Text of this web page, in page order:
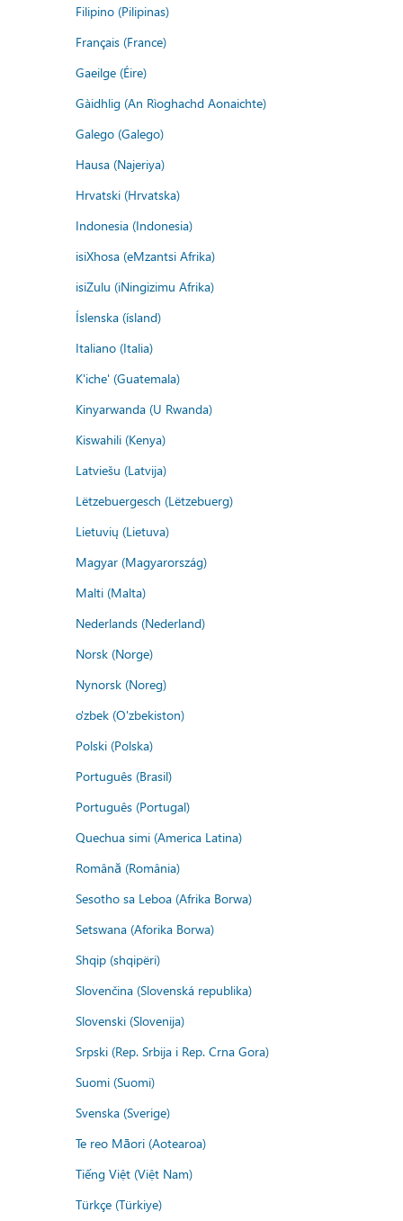
Filipino (Pilipinas)
Français (France)
Gaeilge (Éire)
Gàidhlig (An Rìoghachd Aonaichte)
Galego (Galego)
Hausa (Najeriya)
Hrvatski (Hrvatska)
Indonesia (Indonesia)
isiXhosa (eMzantsi Afrika)
isiZulu (iNingizimu Afrika)
Íslenska (ísland)
Italiano (Italia)
K'iche' (Guatemala)
Kinyarwanda (U Rwanda)
Kiswahili (Kenya)
Latviešu (Latvija)
Lëtzebuergesch (Lëtzebuerg)
Lietuvių (Lietuva)
Magyar (Magyarország)
Malti (Malta)
Nederlands (Nederland)
Norsk (Norge)
Nynorsk (Noreg)
o'zbek (O'zbekiston)
Polski (Polska)
Português (Brasil)
Português (Portugal)
Quechua simi (America Latina)
Română (România)
Sesotho sa Leboa (Afrika Borwa)
Setswana (Aforika Borwa)
Shqip (shqipëri)
Slovenčina (Slovenská republika)
Slovenski (Slovenija)
Srpski (Rep. Srbija i Rep. Crna Gora)
Suomi (Suomi)
Svenska (Sverige)
Te reo Māori (Aotearoa)
Tiếng Việt (Việt Nam)
Türkçe (Türkiye)